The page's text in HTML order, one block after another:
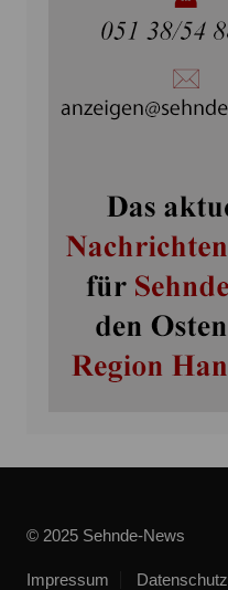
© 2025 Sehnde-News
Impressum Datenschutz